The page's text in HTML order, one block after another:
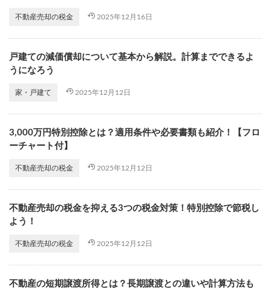
不動産売却の税金 2025年12月16日
戸建ての減価償却について基本から解説。計算までできるよ
うになろう
家・戸建て 2025年12月12日
3,000万円特別控除とは？適用条件や必要書類も紹介！【フロ
ーチャート付】
不動産売却の税金 2025年12月12日
不動産売却の税金を抑える3つの税金対策！特別控除で節税し
よう！
不動産売却の税金 2025年12月12日
不動産の短期譲渡所得とは？長期譲渡との違いや計算方法も